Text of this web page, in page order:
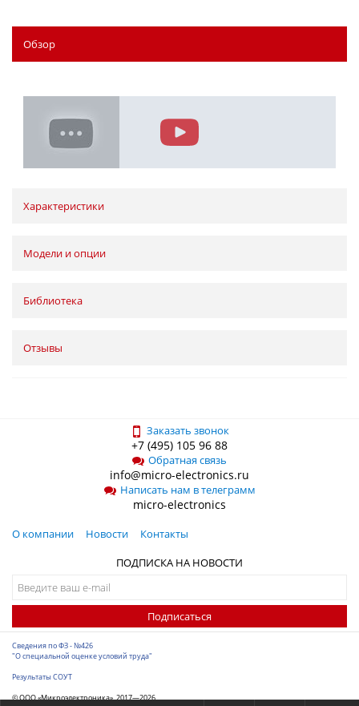
Обзор
Характеристики
Модели и опции
Библиотека
Отзывы
Заказать звонок
+7 (495) 105 96 88
Обратная связь
info@micro-electronics.ru
Написать нам в телеграмм
micro-electronics
О компании Новости
Контакты
ПОДПИСКА НА НОВОСТИ
Подписаться
Сведения по ФЗ - №426
"О специальной оценке условий труда"
Результаты СОУТ
© ООО «Микроэлектроника», 2017—2026